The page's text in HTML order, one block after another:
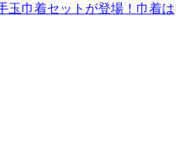
玉巾着セットが登場！巾着は